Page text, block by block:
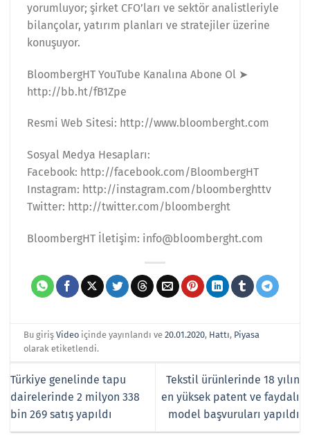
yorumluyor; şirket CFO’ları ve sektör analistleriyle
bilançolar, yatırım planları ve stratejiler üzerine
konuşuyor.
BloombergHT YouTube Kanalına Abone Ol ➤
http://bb.ht/fB1Zpe
Resmi Web Sitesi: http://www.bloomberght.com
Sosyal Medya Hesapları:
Facebook: http://facebook.com/BloombergHT
Instagram: http://instagram.com/bloomberghttv
Twitter: http://twitter.com/bloomberght
BloombergHT İletişim: info@bloomberght.com
Bu girişVideo içinde yayınlandı ve20.01.2020, Hattı, Piyasa
olarak etiketlendi.
Türkiye genelinde tapu
dairelerinde 2 milyon 338
bin 269 satış yapıldı
Tekstil ürünlerinde 18 yılın
en yüksek patent ve faydalı
model başvuruları yapıldı